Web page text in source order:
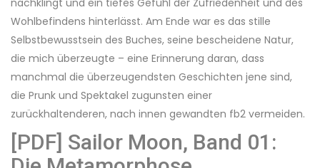
nachklingt und ein tiefes Gefühl der Zufriedenheit und des
Wohlbefindens hinterlässt. Am Ende war es das stille
Selbstbewusstsein des Buches, seine bescheidene Natur,
die mich überzeugte – eine Erinnerung daran, dass
manchmal die überzeugendsten Geschichten jene sind,
die Prunk und Spektakel zugunsten einer
zurückhaltenderen, nach innen gewandten fb2 vermeiden.
[PDF] Sailor Moon, Band 01: